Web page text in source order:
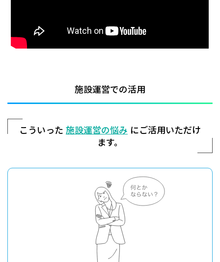
施設運営での活用
こういった 施設運営の悩み にご活用いただけ
ます。